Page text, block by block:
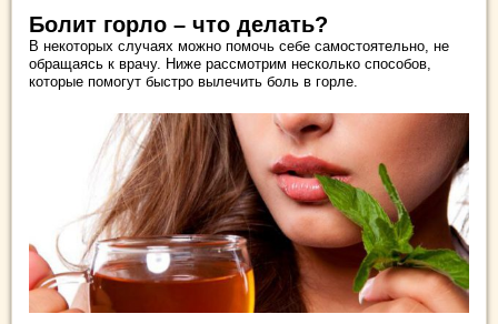
Болит горло – что делать?
В некоторых случаях можно помочь себе самостоятельно, не
обращаясь к врачу. Ниже рассмотрим несколько способов,
которые помогут быстро вылечить боль в горле.